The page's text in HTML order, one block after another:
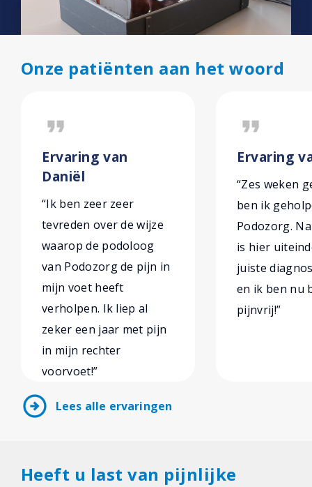
Onze patiënten aan het woord
format_quote
Ervaring van
Daniël
“Ik ben zeer zeer
tevreden over de wijze
waarop de podoloog
van Podozorg de pijn in
mijn voet heeft
verholpen. Ik liep al
zeker een jaar met pijn
in mijn rechter
voorvoet!”
format_quote
Ervaring
“Zes weken
ben ik
Podozorg.
is hier
juiste
en ik ben nu
pijnvrij!”
arrow_circle_right Lees alle ervaringen
Heeft u last van pijnlijke